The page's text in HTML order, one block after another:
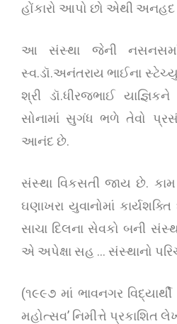
હોંકારો આપો છો એથી
આ સંસ્થા જેની
સ્વ.ડૉ.અનંતરાય ભાઈના
શ્રી ડૉ.ધીરજભાઈ
સોનામાં સુગંધ ભળે તેવો
આનંદ છે.
સંસ્થા વિકસતી જાય છે. કામ
ઘણાખરા યુવાનોમાં
સાચા દિલના સેવકો બની
એ અપેક્ષા સહ … સંસ્થાનો
(૧૯૯૭ માં ભાવનગર
મહોત્સવ’ નિમીત્તે પ્રકાશિત